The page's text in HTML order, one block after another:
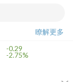
瞭解更多
-0.29
-2.75%